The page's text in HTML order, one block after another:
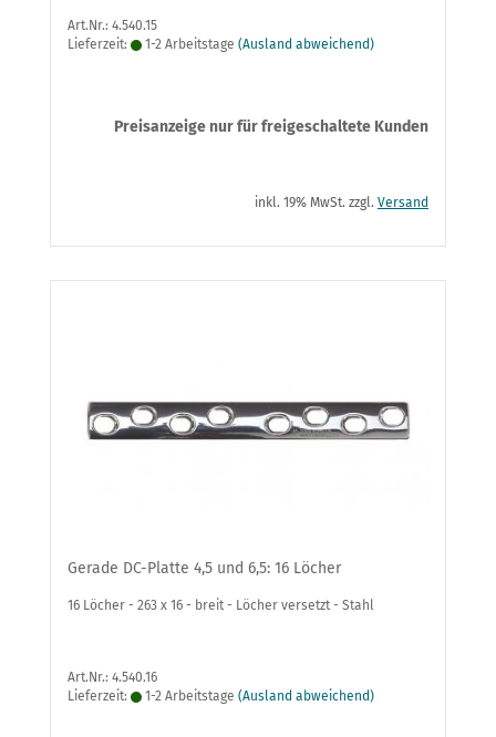
Art.Nr.: 4.540.15
Lieferzeit:
1-2 Arbeitstage (Ausland abweichend)
Preisanzeige nur für freigeschaltete Kunden
inkl. 19% MwSt. zzgl. Versand
Gerade DC-Platte 4,5 und 6,5: 16 Löcher
16 Löcher - 263 x 16 - breit - Löcher versetzt - Stahl
Art.Nr.: 4.540.16
Lieferzeit:
1-2 Arbeitstage (Ausland abweichend)